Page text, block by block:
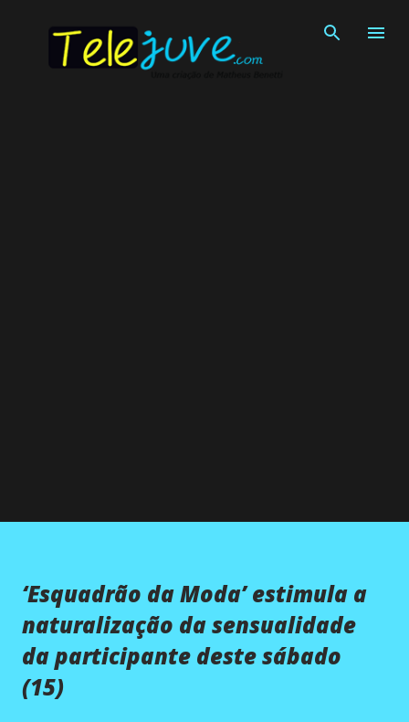
‘Esquadrão da Moda’ estimula a
naturalização da sensualidade
da participante deste sábado
(15)